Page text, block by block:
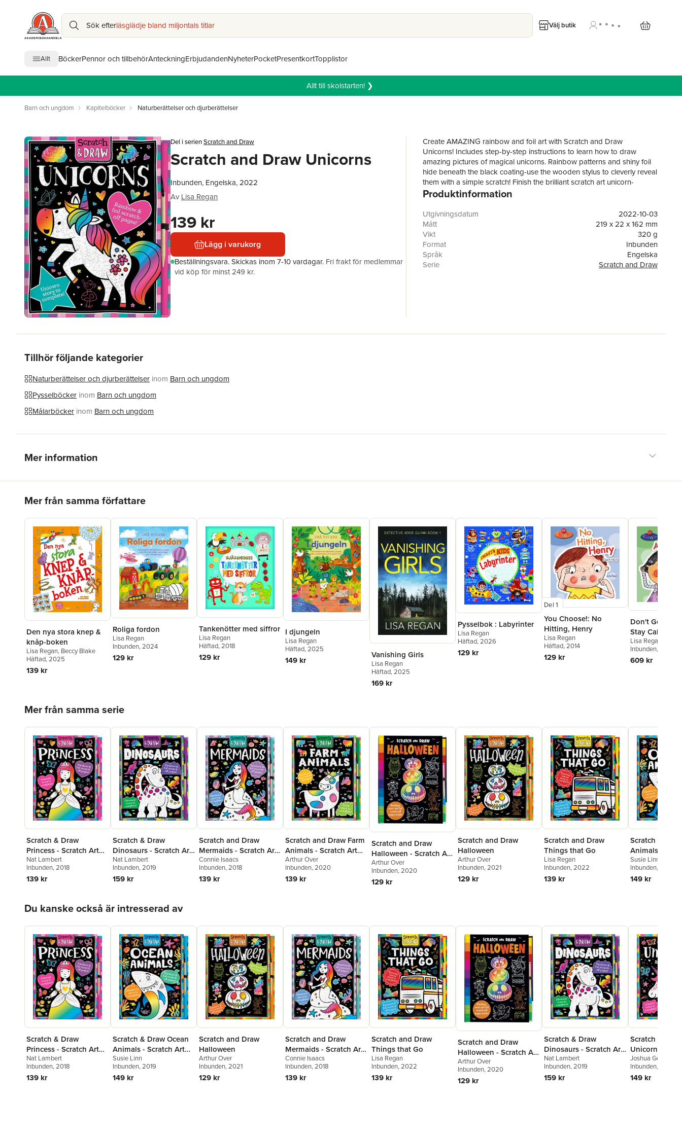
Sök efterläsglädje bland miljontals titlar Välj butik
Allt BöckerPennor och tillbehörAnteckningErbjudandenNyheterPocketPresentkortTopplistor
Allt till skolstarten! ❯
Barn och ungdom Kapitelböcker Naturberättelser och djurberättelser
Del i serienScratch and Draw
Scratch and Draw Unicorns
Inbunden, Engelska, 2022
Av Lisa Regan
139 kr
Lägg i varukorg
Beställningsvara.Skickas inom 7-10 vardagar. Fri frakt för medlemmar
vid köp för minst 249 kr.
Create AMAZING rainbow and foil art with Scratch and Draw
Unicorns! Includes step-by-step instructions to learn how to draw
amazing pictures of magical unicorns. Rainbow patterns and shiny foil
hide beneath the black coating-use the wooden stylus to cleverly reveal
them with a simple scratch! Finish the brilliant scratch art unicorn-
themed adventure story included. Easy to use, amazing results! Creative
Produktinformation
Utgivningsdatum
2022-10-03
Mått
219 x 22 x 162 mm
Vikt
320 g
Format
Inbunden
Språk
Engelska
Serie
Scratch and Draw
Tillhör följande kategorier
Naturberättelser och djurberättelser inom Barn och ungdom
Pysselböcker inom Barn och ungdom
Målarböcker inom Barn och ungdom
Mer information
Mer från samma författare
Den nya stora knep &
knåp-boken
Lisa Regan, Beccy Blake
Häftad, 2025
139 kr
Roliga fordon
Lisa Regan
Inbunden, 2024
129 kr
Tankenötter med siffror
Lisa Regan
Häftad, 2018
129 kr
I djungeln
Lisa Regan
Häftad, 2025
149 kr
Vanishing Girls
Lisa Regan
Häftad, 2025
169 kr
Pysselbok : Labyrinter
Lisa Regan
Häftad, 2026
129 kr
Del 1
You Choose!: No
Hitting, Henry
Lisa Regan
Häftad, 2014
129 kr
Don't Get
Stay Calm
Lisa Regan
Inbunden, 2017
609 kr
Mer från samma serie
Scratch & Draw
Princess - Scratch Art
Activity Book
Nat Lambert
Inbunden, 2018
139 kr
Scratch & Draw
Dinosaurs - Scratch Art
Activity Book
Nat Lambert
Inbunden, 2019
159 kr
Scratch and Draw
Mermaids - Scratch Art
Activity Book
Connie Isaacs
Inbunden, 2018
139 kr
Scratch and Draw Farm
Animals - Scratch Art
Activity Book
Arthur Over
Inbunden, 2020
139 kr
Scratch and Draw
Halloween - Scratch Art
Activity Book
Arthur Over
Inbunden, 2020
129 kr
Scratch and Draw
Halloween
Arthur Over
Inbunden, 2021
129 kr
Scratch and Draw
Things that Go
Lisa Regan
Inbunden, 2022
139 kr
Scratch &
Animals -
Activity Book
Susie Linn
Inbunden, 2019
149 kr
Du kanske också är intresserad av
Scratch & Draw
Princess - Scratch Art
Activity Book
Nat Lambert
Inbunden, 2018
139 kr
Scratch & Draw Ocean
Animals - Scratch Art
Activity Book
Susie Linn
Inbunden, 2019
149 kr
Scratch and Draw
Halloween
Arthur Over
Inbunden, 2021
129 kr
Scratch and Draw
Mermaids - Scratch Art
Activity Book
Connie Isaacs
Inbunden, 2018
139 kr
Scratch and Draw
Things that Go
Lisa Regan
Inbunden, 2022
139 kr
Scratch and Draw
Halloween - Scratch Art
Activity Book
Arthur Over
Inbunden, 2020
129 kr
Scratch & Draw
Dinosaurs - Scratch Art
Activity Book
Nat Lambert
Inbunden, 2019
159 kr
Scratch and
Unicorns &
- Scratch Art
Book
Joshua George
Inbunden, 2017
149 kr